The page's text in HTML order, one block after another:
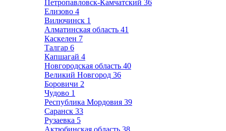
Петропавловск-Камчатский 36
Елизово 4
Вилючинск 1
Алматинская область 41
Каскелен 7
Талгар 6
Капшагай 4
Новгородская область 40
Великий Новгород 36
Боровичи 2
Чудово 1
Республика Мордовия 39
Саранск 33
Рузаевка 5
Актюбинская область 38